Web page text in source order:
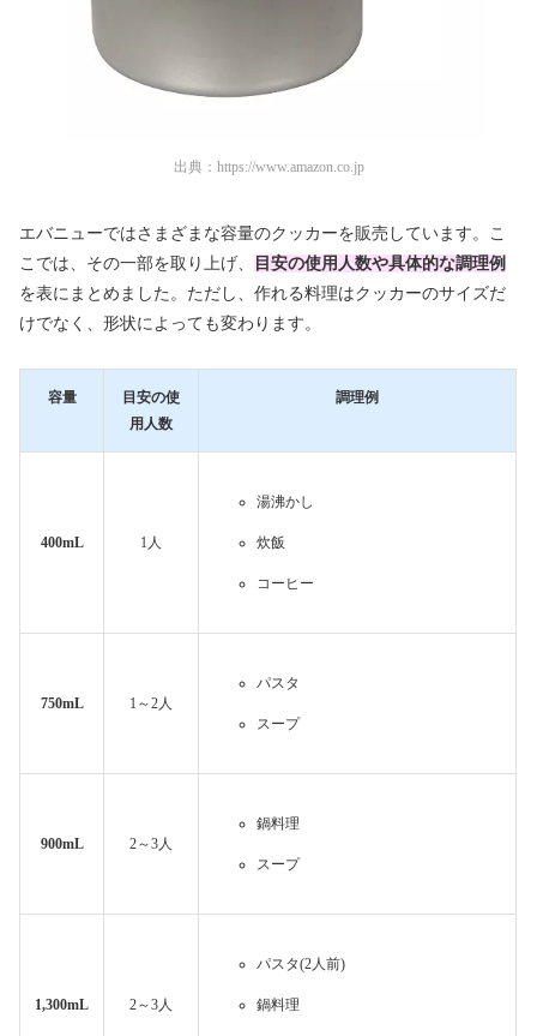
出典： https://www.amazon.co.jp
エバニューではさまざまな容量のクッカーを販売しています。こ
こでは、その一部を取り上げ、
目安の使用人数や具体的な調理例
を表にまとめました。ただし、作れる料理はクッカーのサイズだ
けでなく、形状によっても変わります。
容量
目安の使
用人数
調理例
400mL 1人
湯沸かし
炊飯
コーヒー
750mL 1～2人
パスタ
スープ
900mL 2～3人
鍋料理
スープ
1,300mL 2～3人
パスタ(2人前)
鍋料理